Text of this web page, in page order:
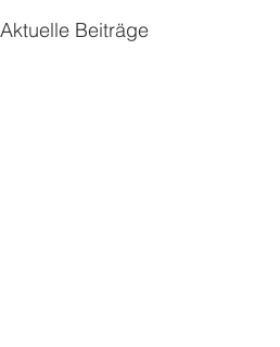
Aktuelle Beiträge